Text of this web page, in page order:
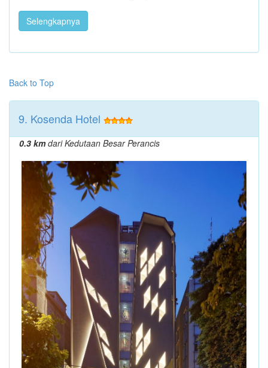
Selengkapnya
Back to Top
9. Kosenda Hotel
0.3 kmdari Kedutaan Besar Perancis